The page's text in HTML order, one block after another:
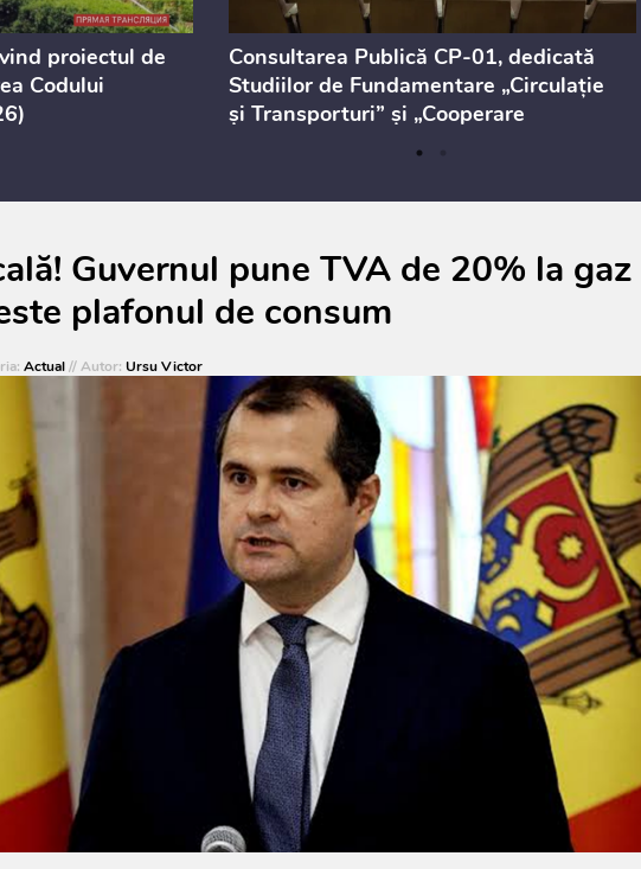
proiectul de
Codului
Consultarea Publică CP-01, dedicată
Studiilor de Fundamentare „Circulație
și Transporturi” și „Cooperare
Guvernul pune TVA de 20% la gaz
plafonul de consum
Actual// Autor: Ursu Victor